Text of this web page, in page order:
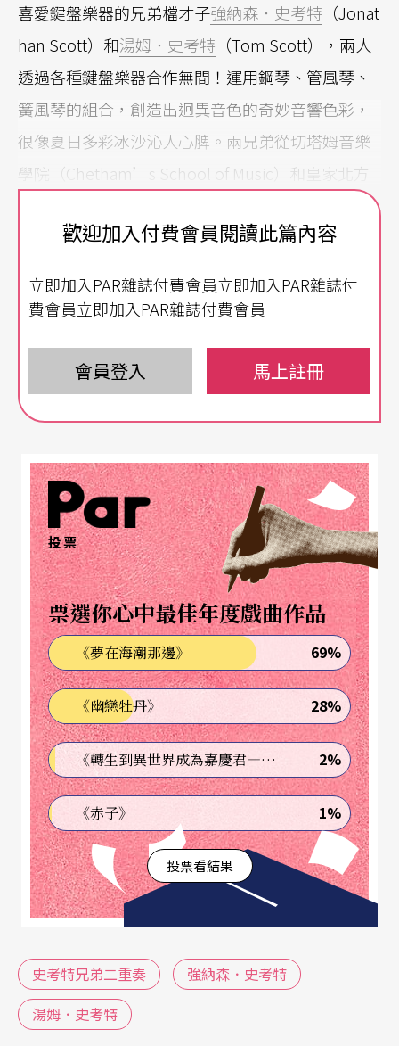
喜愛鍵盤樂器的兄弟檔才子強納森．史考特 （Jonat
han Scott）和湯姆．史考特 （Tom Scott），兩人
透過各種鍵盤樂器合作無間！運用鋼琴、管風琴、
簧風琴的組合，創造出迥異音色的奇妙音響色彩，
很像夏日多彩冰沙沁人心脾。兩兄弟從切塔姆音樂
學院（Chetham’s School of Music）和皇家北方
業，之後各自發展獨樹一幟的職業生涯，也一直是
《第一號鋼琴協奏曲》出道，一路念到曼徹斯特大
合作關係；強納森則在好萊塢發展順遂，擔綱幾部
電影演出，使他在美國音樂圈頗有新秀之姿，最近
在倫敦亞伯特音樂廳演出藍色狂想曲，受到英國週
日報樂評盛讚「光彩奪目」。台灣夏日陽光炫目，
我期待在華燈初上涼風徐來時刻，浸潤在音樂廳史
考特兄弟管風琴和鋼琴耀眼奪目的琴音氛氳中。
歡迎加入付費會員閱讀此篇內容
立即加入PAR雜誌付費會員立即加入PAR雜誌付
費會員立即加入PAR雜誌付費會員
會員登入 馬上註冊
投票
票選你心中最佳年度戲曲作品
《夢在海潮那邊》 69%
《幽戀牡丹》 28%
《轉生到異世界成為嘉慶君—發現我的祖先是詐騙集團!?》 2%
《赤子》 1%
投票看結果
史考特兄弟二重奏
強納森．史考特
湯姆．史考特